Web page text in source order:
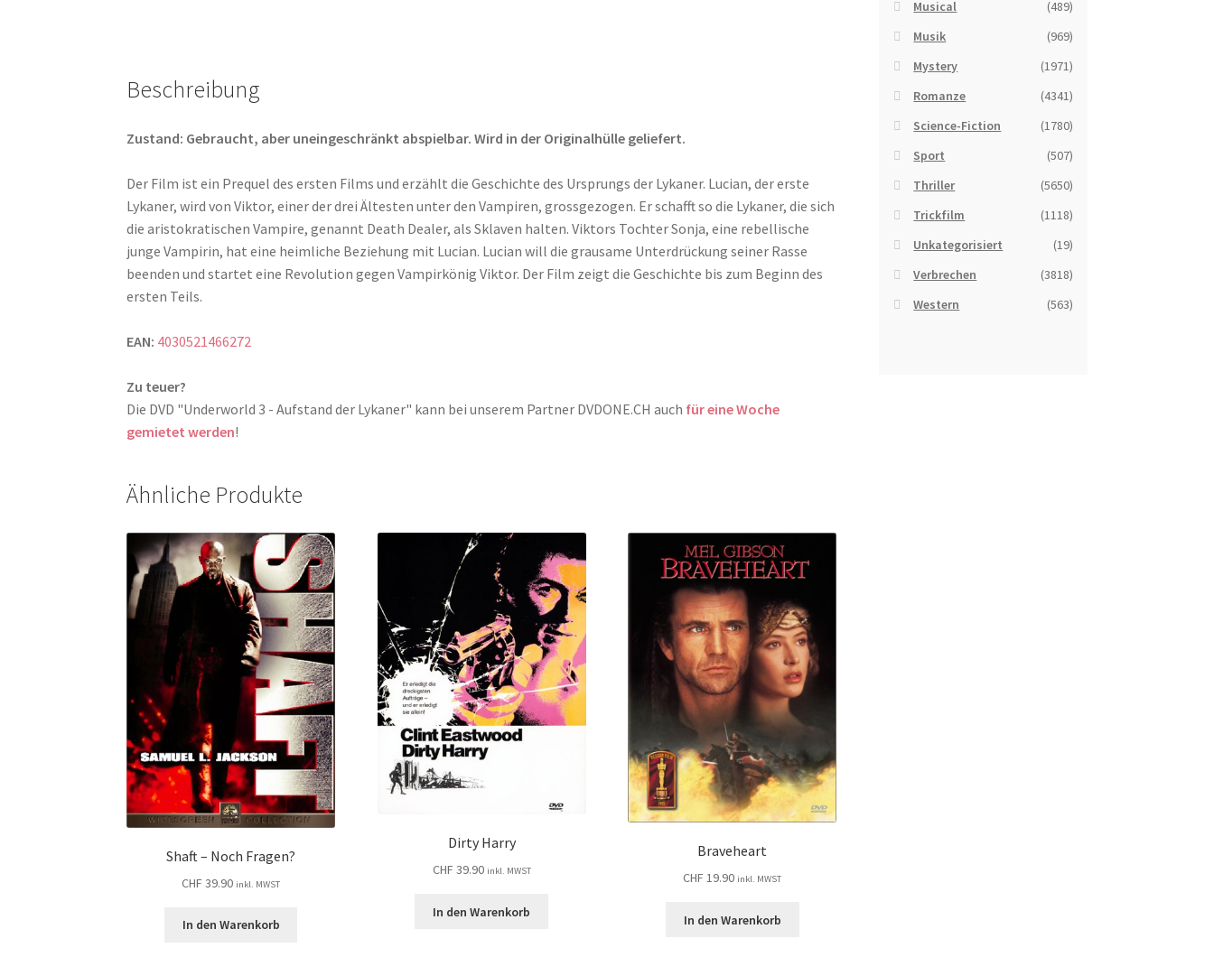
Beschreibung
Zustand: Gebraucht, aber uneingeschränkt abspielbar. Wird in der Originalhülle geliefert.
Der Film ist ein Prequel des ersten Films und erzählt die Geschichte des Ursprungs der Lykaner. Lucian, der erste
Lykaner, wird von Viktor, einer der drei Ältesten unter den Vampiren, grossgezogen. Er schafft so die Lykaner, die sich
die aristokratischen Vampire, genannt Death Dealer, als Sklaven halten. Viktors Tochter Sonja, eine rebellische
junge Vampirin, hat eine heimliche Beziehung mit Lucian. Lucian will die grausame Unterdrückung seiner Rasse
beenden und startet eine Revolution gegen Vampirkönig Viktor. Der Film zeigt die Geschichte bis zum Beginn des
ersten Teils.
EAN: 4030521466272
Zu teuer?
Die DVD "Underworld 3 - Aufstand der Lykaner" kann bei unserem Partner DVDONE.CH auch für eine Woche
gemietet werden!
Ähnliche Produkte
Shaft – Noch Fragen?
CHF 39.90 inkl. MWST
In den Warenkorb
Dirty Harry
CHF 39.90 inkl. MWST
In den Warenkorb
Braveheart
CHF 19.90 inkl. MWST
In den Warenkorb
Musical
(489)
Musik
(969)
Mystery
(1971)
Romanze
(4341)
Science-Fiction
(1780)
Sport
(507)
Thriller
(5650)
Trickfilm
(1118)
Unkategorisiert
(19)
Verbrechen
(3818)
Western
(563)